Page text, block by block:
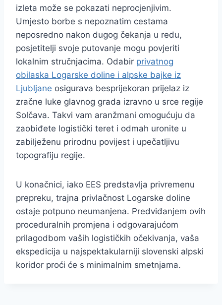
izleta može se pokazati neprocjenjivim.
Umjesto borbe s nepoznatim cestama
neposredno nakon dugog čekanja u redu,
posjetitelji svoje putovanje mogu povjeriti
lokalnim stručnjacima. Odabir privatnog
obilaska Logarske doline i alpske bajke iz
Ljubljane osigurava besprijekoran prijelaz iz
zračne luke glavnog grada izravno u srce regije
Solčava. Takvi vam aranžmani omogućuju da
zaobiđete logistički teret i odmah uronite u
zabilježenu prirodnu povijest i upečatljivu
topografiju regije.
U konačnici, iako EES predstavlja privremenu
prepreku, trajna privlačnost Logarske doline
ostaje potpuno neumanjena. Predviđanjem ovih
proceduralnih promjena i odgovarajućom
prilagodbom vaših logističkih očekivanja, vaša
ekspedicija u najspektakularniji slovenski alpski
koridor proći će s minimalnim smetnjama.